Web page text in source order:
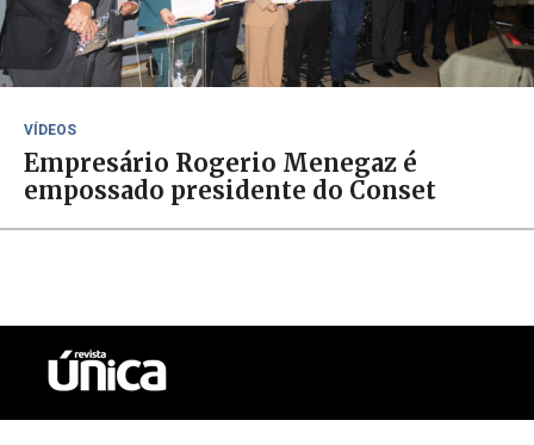
VÍDEOS
Empresário Rogerio Menegaz é
empossado presidente do Conset